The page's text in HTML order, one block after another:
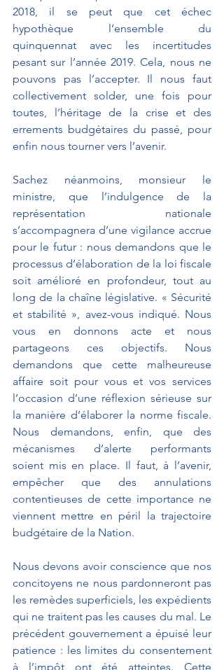
2018, il se peut que cet échec
hypothèque l’ensemble du
quinquennat avec les incertitudes
pesant sur l’année 2019. Cela, nous ne
pouvons pas l’accepter. Il nous faut
collectivement solder, une fois pour
toutes, l’héritage de la crise et des
errements budgétaires du passé, pour
enfin nous tourner vers l’avenir.
Sachez néanmoins, monsieur le
ministre, que l’indulgence de la
représentation nationale
s’accompagnera d’une vigilance accrue
pour le futur : nous demandons que le
processus d’élaboration de la loi fiscale
soit amélioré en profondeur, tout au
long de la chaîne législative. « Sécurité
et stabilité », avez-vous indiqué. Nous
vous en donnons acte et nous
partageons ces objectifs. Nous
demandons que cette malheureuse
affaire soit pour vous et vos services
l’occasion d’une réflexion sérieuse sur
la manière d’élaborer la norme fiscale.
Nous demandons, enfin, que des
mécanismes d’alerte performants
soient mis en place. Il faut, à l’avenir,
empêcher que des annulations
contentieuses de cette importance ne
viennent mettre en péril la trajectoire
budgétaire de la Nation.
Nous devons avoir conscience que nos
concitoyens ne nous pardonneront pas
les remèdes superficiels, les expédients
qui ne traitent pas les causes du mal. Le
précédent gouvernement a épuisé leur
patience : les limites du consentement
à l’impôt ont été atteintes. Cette